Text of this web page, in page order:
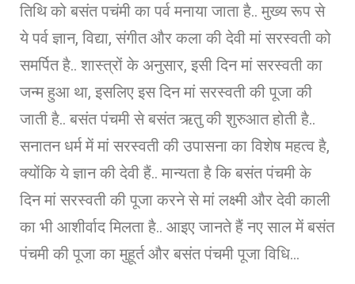
तिथि को बसंत पचंमी का पर्व मनाया जाता है.. मुख्य रूप से
ये पर्व ज्ञान, विद्या, संगीत और कला की देवी मां सरस्वती को
समर्पित है.. शास्त्रों के अनुसार, इसी दिन मां सरस्वती का
जन्म हुआ था, इसलिए इस दिन मां सरस्वती की पूजा की
जाती है.. बसंत पंचमी से बसंत ऋतु की शुरुआत होती है..
सनातन धर्म में मां सरस्वती की उपासना का विशेष महत्व है,
क्योंकि ये ज्ञान की देवी हैं.. मान्यता है कि बसंत पंचमी के
दिन मां सरस्वती की पूजा करने से मां लक्ष्मी और देवी काली
का भी आशीर्वाद मिलता है.. आइए जानते हैं नए साल में बसंत
पंचमी की पूजा का मुहूर्त और बसंत पंचमी पूजा विधि…